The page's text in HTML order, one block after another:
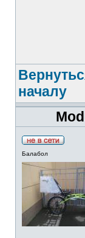
началу
Балабол